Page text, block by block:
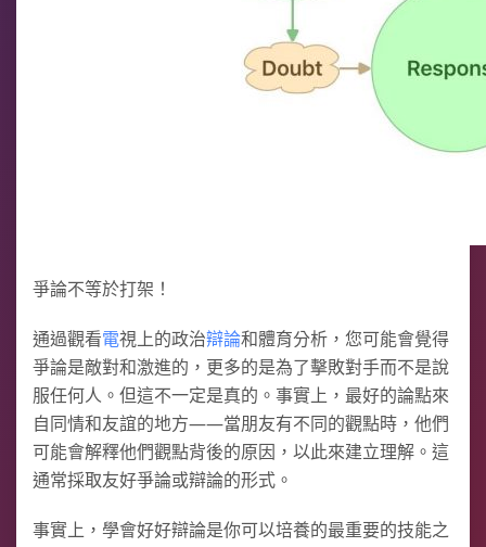
爭論不等於打架！
通過觀看電視上的政治辯論和體育分析，您可能會覺得
爭論是敵對和激進的，更多的是為了擊敗對手而不是說
服任何人。但這不一定是真的。事實上，最好的論點來
自同情和友誼的地方——當朋友有不同的觀點時，他們
可能會解釋他們觀點背後的原因，以此來建立理解。這
通常採取友好爭論或辯論的形式。
事實上，學會好好辯論是你可以培養的最重要的技能之